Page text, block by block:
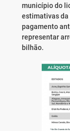
município do
estimativas da
pagamento
representar
bilhão.